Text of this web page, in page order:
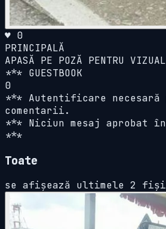
♥ 0
PRINCIPALĂ
APASĂ PE POZĂ PENTRU
*** GUESTBOOK
0
*** Autentificare necesară
comentarii.
*** Niciun mesaj aprobat
***
Toate
se afișează ultimele 2